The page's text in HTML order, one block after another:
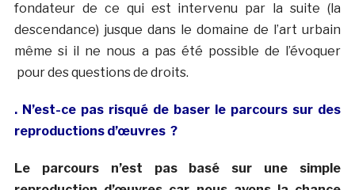
fondateur de ce qui est intervenu par la suite (la
descendance) jusque dans le domaine de l’art urbain
même si il ne nous a pas été possible de l’évoquer
pour des questions de droits.
. N’est-ce pas risqué de baser le parcours sur des
reproductions d’œuvres ?
Le parcours n’est pas basé sur une simple